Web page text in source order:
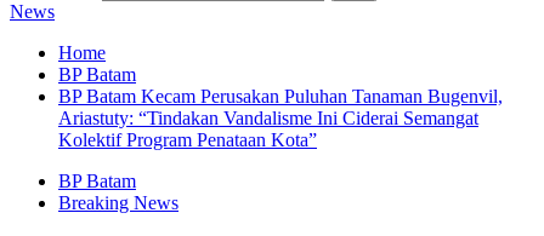
News
Home
BP Batam
BP Batam Kecam Perusakan Puluhan Tanaman Bugenvil,
Ariastuty: “Tindakan Vandalisme Ini Ciderai Semangat
Kolektif Program Penataan Kota”
BP Batam
Breaking News